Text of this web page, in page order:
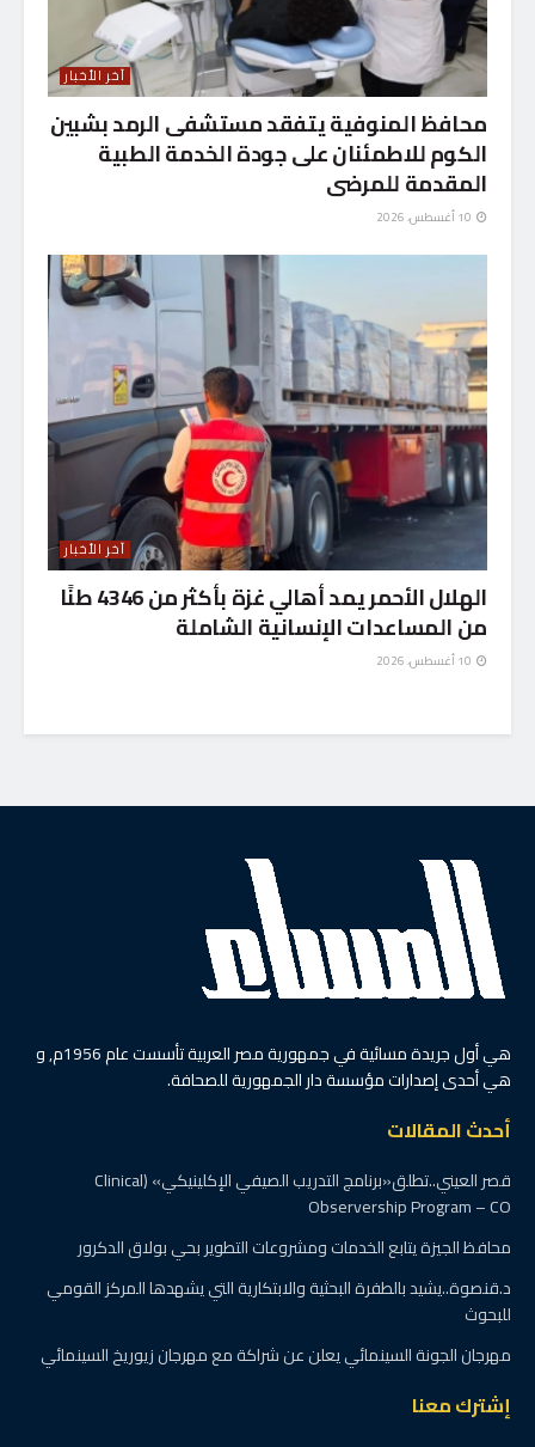
آخر الأخبار
محافظ المنوفية يتفقد مستشفى الرمد بشبين
الكوم للاطمئنان على جودة الخدمة الطبية
المقدمة للمرضى
آخر الأخبار
الهلال الأحمر يمد أهالي غزة بأكثر من 4346 طنًا
من المساعدات الإنسانية الشاملة
الرئيسية آخر الأخبار
نائب الوزير تفقد وحدات طب
الأسرة بمحافظة القاهرة
ويوصي بصرف مكافأة
للمتميزين ومجازاة
المقصرين
بواسطةعبداللاه هاشم 12 مارس، 2025